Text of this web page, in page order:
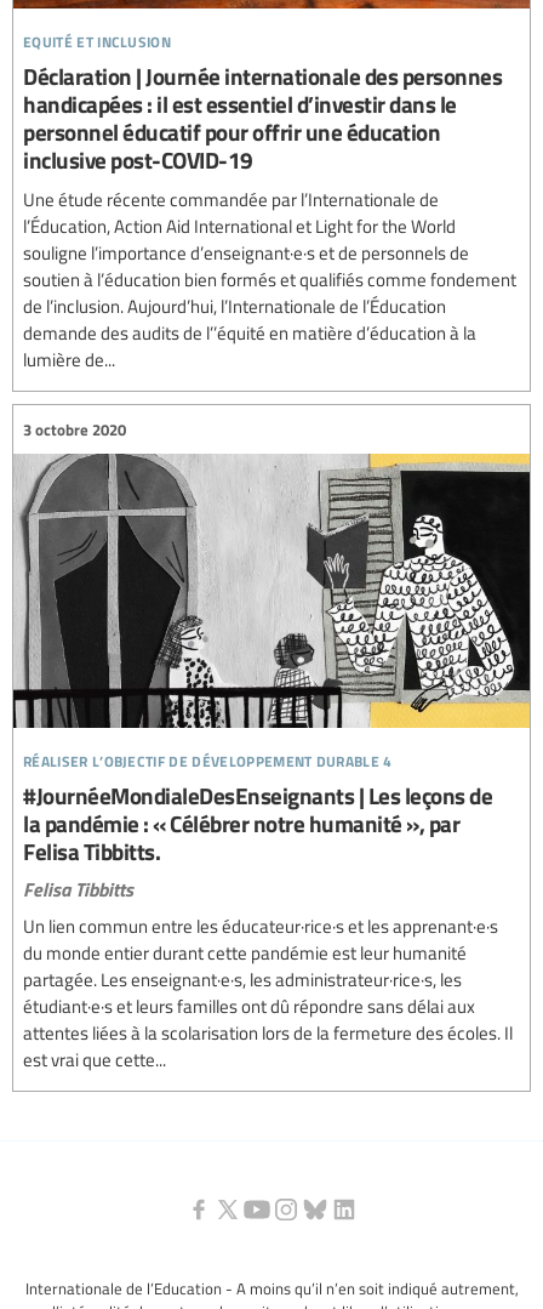
equité et inclusion
Déclaration | Journée internationale des personnes
handicapées : il est essentiel d’investir dans le
personnel éducatif pour offrir une éducation
inclusive post-COVID-19
Une étude récente commandée par l’Internationale de
l’Éducation, Action Aid International et Light for the World
souligne l’importance d’enseignant·e·s et de personnels de
soutien à l’éducation bien formés et qualifiés comme fondement
de l’inclusion. Aujourd’hui, l’Internationale de l’Éducation
demande des audits de l’’équité en matière d’éducation à la
lumière de...
réaliser l’objectif de développement durable 4
3 octobre 2020
#JournéeMondialeDesEnseignants | Les leçons de
la pandémie : « Célébrer notre humanité », par
Felisa Tibbitts.
Felisa Tibbitts
Un lien commun entre les éducateur·rice·s et les apprenant·e·s
du monde entier durant cette pandémie est leur humanité
partagée. Les enseignant·e·s, les administrateur·rice·s, les
étudiant·e·s et leurs familles ont dû répondre sans délai aux
attentes liées à la scolarisation lors de la fermeture des écoles. Il
est vrai que cette...
Internationale de l’Education - A moins qu’il n’en soit indiqué autrement,